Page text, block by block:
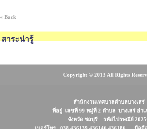
« Back
สาระน่ารู้
Copyright © 2013 All Rights
สำนักงานเทศบาลตำบลบางเสร่
ที่อยู่ เลขที่ 99 หมู่ที่ 2 ตำบล บางเสร่ อำ
จังหวัด ชลบุรี รหัสไปรษณีย์